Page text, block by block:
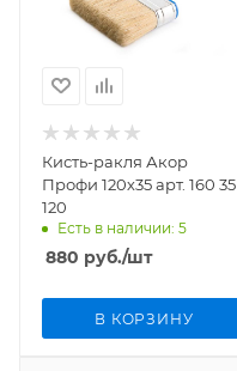
Кисть-ракля Акор
Профи 120х35 арт. 160 35
120
Есть в наличии: 5
880 руб./шт
В КОРЗИНУ